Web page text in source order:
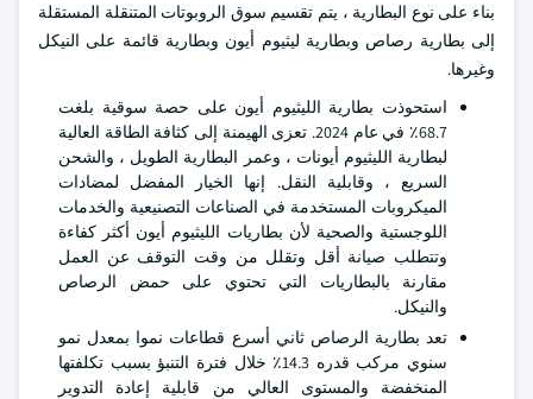
بناء على نوع البطارية ، يتم تقسيم سوق الروبوتات المتنقلة المستقلة
إلى بطارية رصاص وبطارية ليثيوم أيون وبطارية قائمة على النيكل
وغيرها.
استحوذت بطارية الليثيوم أيون على حصة سوقية بلغت
68.7٪ في عام 2024. تعزى الهيمنة إلى كثافة الطاقة العالية
لبطارية الليثيوم أيونات ، وعمر البطارية الطويل ، والشحن
السريع ، وقابلية النقل. إنها الخيار المفضل لمضادات
الميكروبات المستخدمة في الصناعات التصنيعية والخدمات
اللوجستية والصحية لأن بطاريات الليثيوم أيون أكثر كفاءة
وتتطلب صيانة أقل وتقلل من وقت التوقف عن العمل
مقارنة بالبطاريات التي تحتوي على حمض الرصاص
والنيكل.
تعد بطارية الرصاص ثاني أسرع قطاعات نموا بمعدل نمو
سنوي مركب قدره 14.3٪ خلال فترة التنبؤ بسبب تكلفتها
المنخفضة والمستوى العالي من قابلية إعادة التدوير